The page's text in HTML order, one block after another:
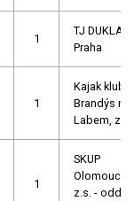
1
TJ DUKLA
Praha
1
Kajak klub
Brandýs
Labem, z. s.
1
SKUP
Olomouc,
z.s. - oddíl